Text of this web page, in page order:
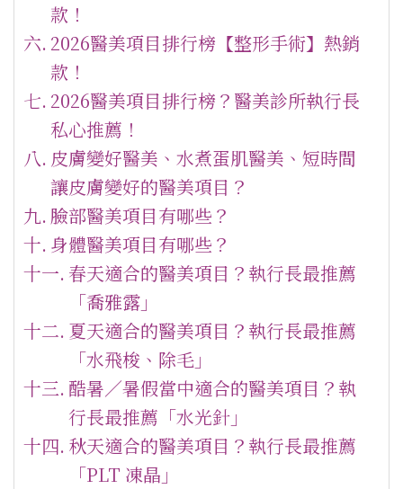
款！
2026醫美項目排行榜【整形手術】熱銷
款！
2026醫美項目排行榜？醫美診所執行長
私心推薦！
皮膚變好醫美、水煮蛋肌醫美、短時間
讓皮膚變好的醫美項目？
臉部醫美項目有哪些？
身體醫美項目有哪些？
春天適合的醫美項目？執行長最推薦
「喬雅露」
夏天適合的醫美項目？執行長最推薦
「水飛梭、除毛」
酷暑／暑假當中適合的醫美項目？執
行長最推薦「水光針」
秋天適合的醫美項目？執行長最推薦
「PLT 凍晶」